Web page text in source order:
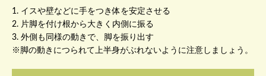
1. イスや壁などに手をつき体を安定させる
2. 片脚を付け根から大きく内側に振る
3. 外側も同様の動きで、脚を振り出す
※脚の動きにつられて上半身がぶれないように注意しましょう。